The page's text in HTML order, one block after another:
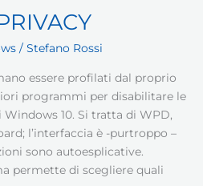
/ Stefano Rossi
essere profilati dal proprio
programmi per disabilitare le
10. Si tratta di WPD,
l’interfaccia è -purtroppo –
sono autoesplicative.
permette di scegliere quali